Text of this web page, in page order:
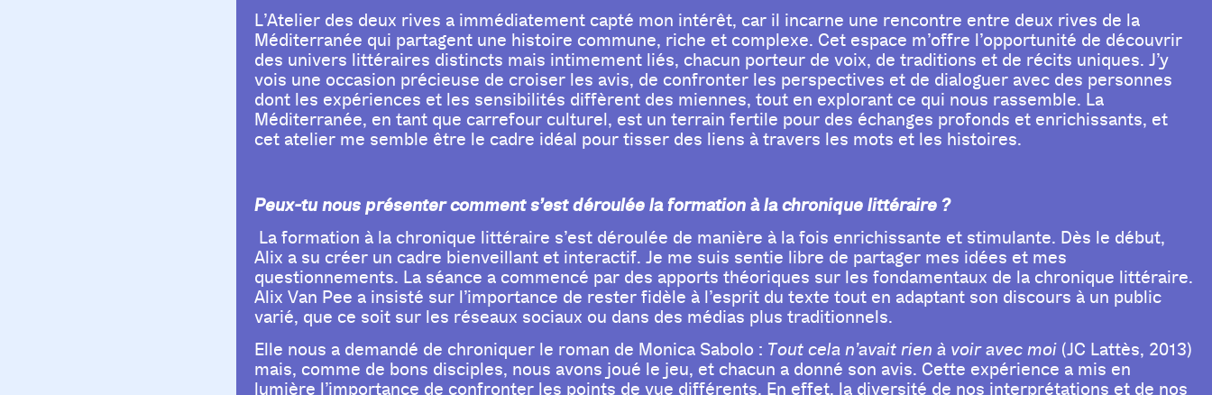
L’Atelier des deux rives a immédiatement capté mon intérêt, car il incarne une rencontre entre deux rives de la
Méditerranée qui partagent une histoire commune, riche et complexe. Cet espace m’offre l’opportunité de découvrir
des univers littéraires distincts mais intimement liés, chacun porteur de voix, de traditions et de récits uniques. J’y
vois une occasion précieuse de croiser les avis, de confronter les perspectives et de dialoguer avec des personnes
dont les expériences et les sensibilités diffèrent des miennes, tout en explorant ce qui nous rassemble. La
Méditerranée, en tant que carrefour culturel, est un terrain fertile pour des échanges profonds et enrichissants, et
cet atelier me semble être le cadre idéal pour tisser des liens à travers les mots et les histoires.
Peux-tu nous présenter comment s’est déroulée la formation à la chronique littéraire ?
La formation à la chronique littéraire s’est déroulée de manière à la fois enrichissante et stimulante. Dès le début,
Alix a su créer un cadre bienveillant et interactif. Je me suis sentie libre de partager mes idées et mes
questionnements. La séance a commencé par des apports théoriques sur les fondamentaux de la chronique littéraire.
Alix Van Pee a insisté sur l’importance de rester fidèle à l’esprit du texte tout en adaptant son discours à un public
varié, que ce soit sur les réseaux sociaux ou dans des médias plus traditionnels.
Elle nous a demandé de chroniquer le roman de Monica Sabolo : Tout cela n’avait rien à voir avec moi (JC Lattès, 2013)
mais, comme de bons disciples, nous avons joué le jeu, et chacun a donné son avis. Cette expérience a mis en
lumière l’importance de confronter les points de vue différents. En effet, la diversité de nos interprétations et de nos